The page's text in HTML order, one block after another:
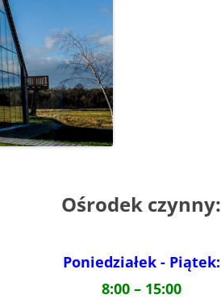
Ośrodek czynny:
Poniedziałek - Piątek:
8:00 – 15:00